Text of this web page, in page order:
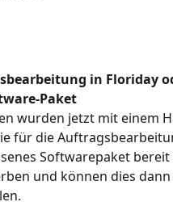
in Floriday
Paket
wurden jetzt mit einem
für die
Softwarepaket
und können dies